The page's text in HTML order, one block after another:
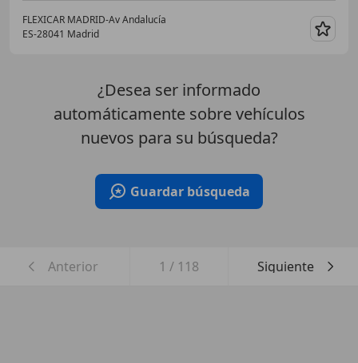
FLEXICAR MADRID-Av Andalucía
ES-28041 Madrid
¿Desea ser informado
automáticamente sobre vehículos
nuevos para su búsqueda?
Guardar búsqueda
Anterior 1 / 118 Siguiente